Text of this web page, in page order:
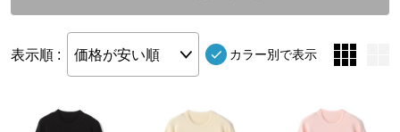
表示順 : 価格が安い順 カラー別で表示